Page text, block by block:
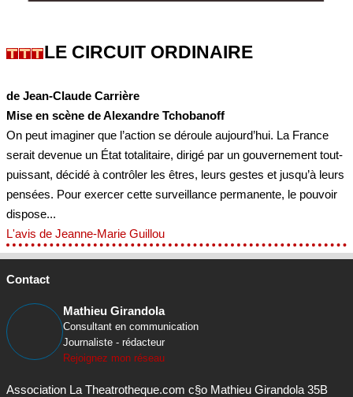
LE CIRCUIT ORDINAIRE
de Jean-Claude Carrière
Mise en scène de Alexandre Tchobanoff
On peut imaginer que l’action se déroule aujourd’hui. La France
serait devenue un État totalitaire, dirigé par un gouvernement tout-
puissant, décidé à contrôler les êtres, leurs gestes et jusqu’à leurs
pensées. Pour exercer cette surveillance permanente, le pouvoir
dispose...
L'avis de Jeanne-Marie Guillou
Contact
Mathieu Girandola
Consultant en communication
Journaliste - rédacteur
Rejoignez mon réseau
Association La Theatrotheque.com c§o Mathieu Girandola 35B